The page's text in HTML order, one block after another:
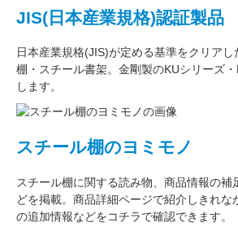
JIS(日本産業規格)認証製品
日本産業規格(JIS)が定める基準をクリア
棚・スチール書架。金剛製のKUシリーズ
します。
スチール棚のヨミモノ
スチール棚に関する読み物、商品情報の補
どを掲載。商品詳細ページで紹介しきれな
の追加情報などをコチラで確認できます。